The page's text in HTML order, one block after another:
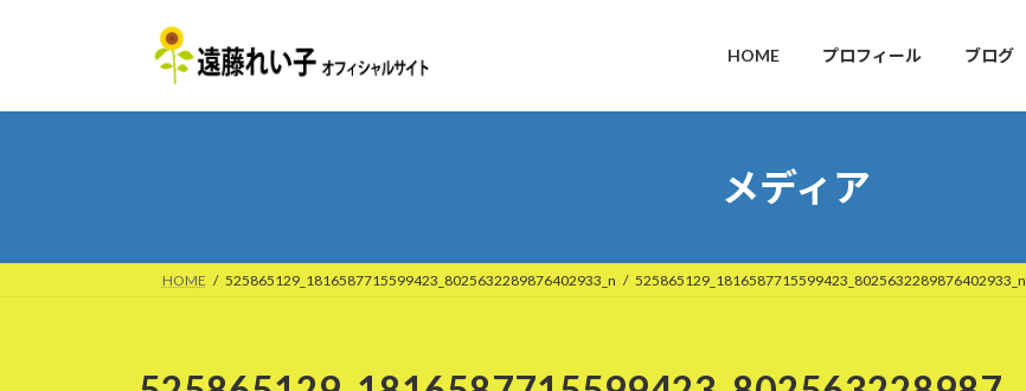
プ
動
HOME プロフィール ブログ
メディア
HOME 525865129_1816587715599423_8025632289876402933_n 525865129_1816587715599423_8025632289876402933_n